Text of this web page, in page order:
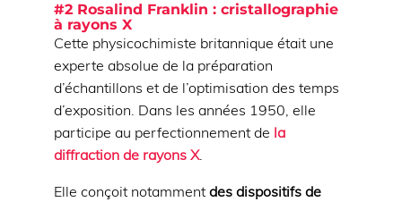
#2 Rosalind Franklin : cristallographie
à rayons X
Cette physicochimiste britannique était une
experte absolue de la préparation
d’échantillons et de l’optimisation des temps
d’exposition. Dans les années 1950, elle
participe au perfectionnement de la
diffraction de rayons X.
Elle conçoit notamment des dispositifs de